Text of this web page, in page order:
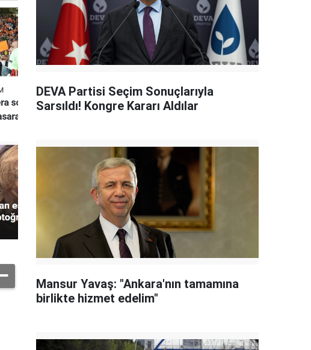
DEVA Partisi Seçim Sonuçlarıyla
Sarsıldı! Kongre Kararı Aldılar
Mansur Yavaş: "Ankara'nın tamamına
birlikte hizmet edelim"